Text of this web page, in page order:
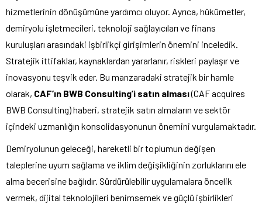
hizmetlerinin dönüşümüne yardımcı oluyor. Ayrıca, hükümetler,
demiryolu işletmecileri, teknoloji sağlayıcıları ve finans
kuruluşları arasındaki işbirlikçi girişimlerin önemini inceledik.
Stratejik ittifaklar, kaynaklardan yararlanır, riskleri paylaşır ve
inovasyonu teşvik eder. Bu manzaradaki stratejik bir hamle
olarak, CAF’ın BWB Consulting’i satın alması(CAF acquires
BWB Consulting) haberi, stratejik satın almaların ve sektör
içindeki uzmanlığın konsolidasyonunun önemini vurgulamaktadır.
Demiryolunun geleceği, hareketli bir toplumun değişen
taleplerine uyum sağlama ve iklim değişikliğinin zorluklarını ele
alma becerisine bağlıdır. Sürdürülebilir uygulamalara öncelik
vermek, dijital teknolojileri benimsemek ve güçlü işbirlikleri